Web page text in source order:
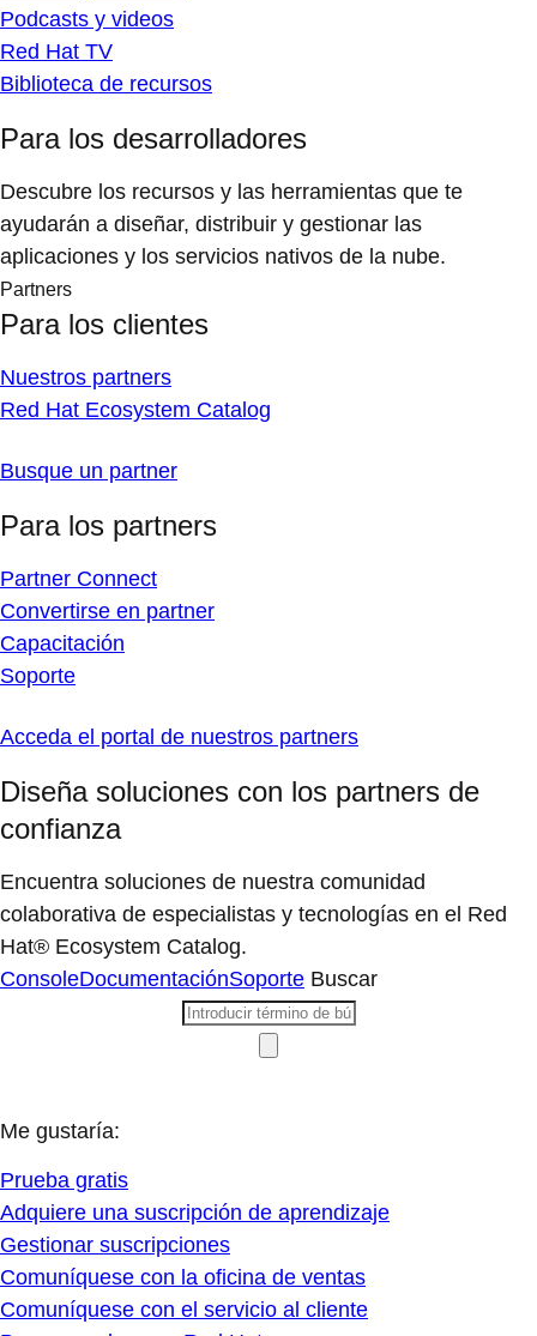
Podcasts y videos
Red Hat TV
Biblioteca de recursos
Para los desarrolladores
Descubre los recursos y las herramientas que te
ayudarán a diseñar, distribuir y gestionar las
aplicaciones y los servicios nativos de la nube.
Partners
Para los clientes
Nuestros partners
Red Hat Ecosystem Catalog
Busque un partner
Para los partners
Partner Connect
Convertirse en partner
Capacitación
Soporte
Acceda el portal de nuestros partners
Diseña soluciones con los partners de
confianza
Encuentra soluciones de nuestra comunidad
colaborativa de especialistas y tecnologías en el Red
Hat® Ecosystem Catalog.
ConsoleDocumentaciónSoporte Buscar
Me gustaría:
Prueba gratis
Adquiere una suscripción de aprendizaje
Gestionar suscripciones
Comuníquese con la oficina de ventas
Comuníquese con el servicio al cliente